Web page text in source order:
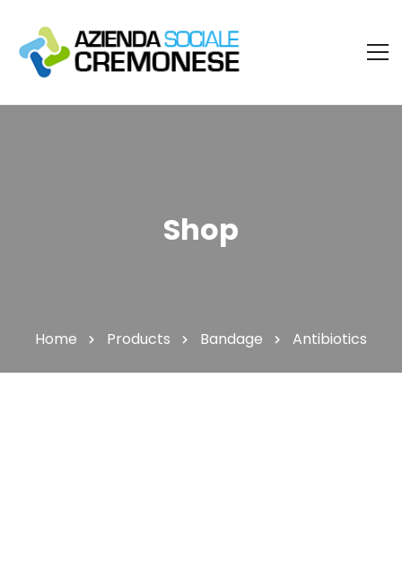
Shop
Home Products Bandage Antibiotics